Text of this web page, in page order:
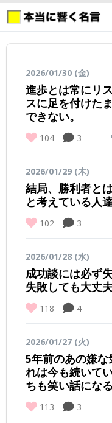
2026/01/30 (金)
進歩とは常にリ
スに足を付けた
できない。
104 3
2026/01/29 (木)
結局、勝利者と
と考えている人
102 3
2026/01/28 (水)
成功談には必ず
失敗しても大丈夫
118 4
2026/01/27 (火)
5年前のあの嫌
れは今も続い
ちも笑い話になる
113 3